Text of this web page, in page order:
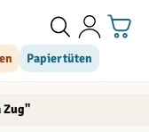
Papiertüten
Zug"